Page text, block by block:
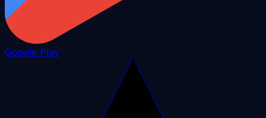
Google Play